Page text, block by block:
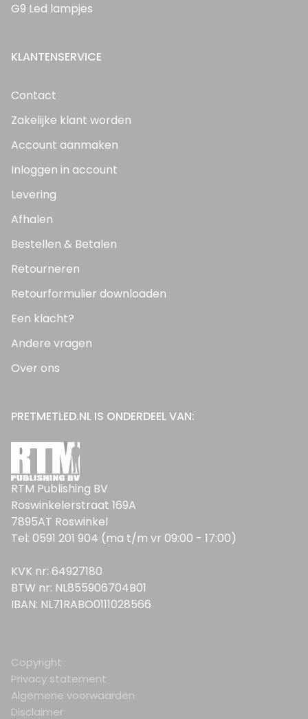
G9 Led lampjes
KLANTENSERVICE
Contact
Zakelijke klant worden
Account aanmaken
Inloggen in account
Levering
Afhalen
Bestellen & Betalen
Retourneren
Retourformulier downloaden
Een klacht?
Andere vragen
Over ons
PRETMETLED.NL IS ONDERDEEL VAN:
RTM Publishing BV
Roswinkelerstraat 169A
7895AT Roswinkel
Tel: 0591 201 904 (ma t/m vr 09:00 - 17:00)
KVK nr: 64927180
BTW nr: NL855906704B01
IBAN: NL71RABO0111028566
Copyright
Privacy statement
Algemene voorwaarden
Disclaimer